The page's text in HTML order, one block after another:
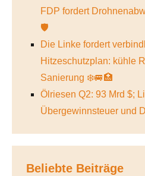
FDP fordert
🛡️
Die Linke fordert
Hitzeschutzplan: kühle
Sanierung ❄️🚐🏥
Ölriesen Q2: 93 Mrd $;
Übergewinnsteuer und
Beliebte Beiträge